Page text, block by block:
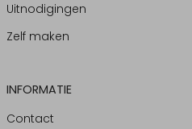
Uitnodigingen
Zelf maken
INFORMATIE
Contact